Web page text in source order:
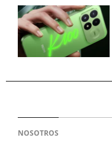
NOSOTROS